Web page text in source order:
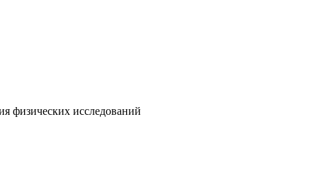
физических исследований